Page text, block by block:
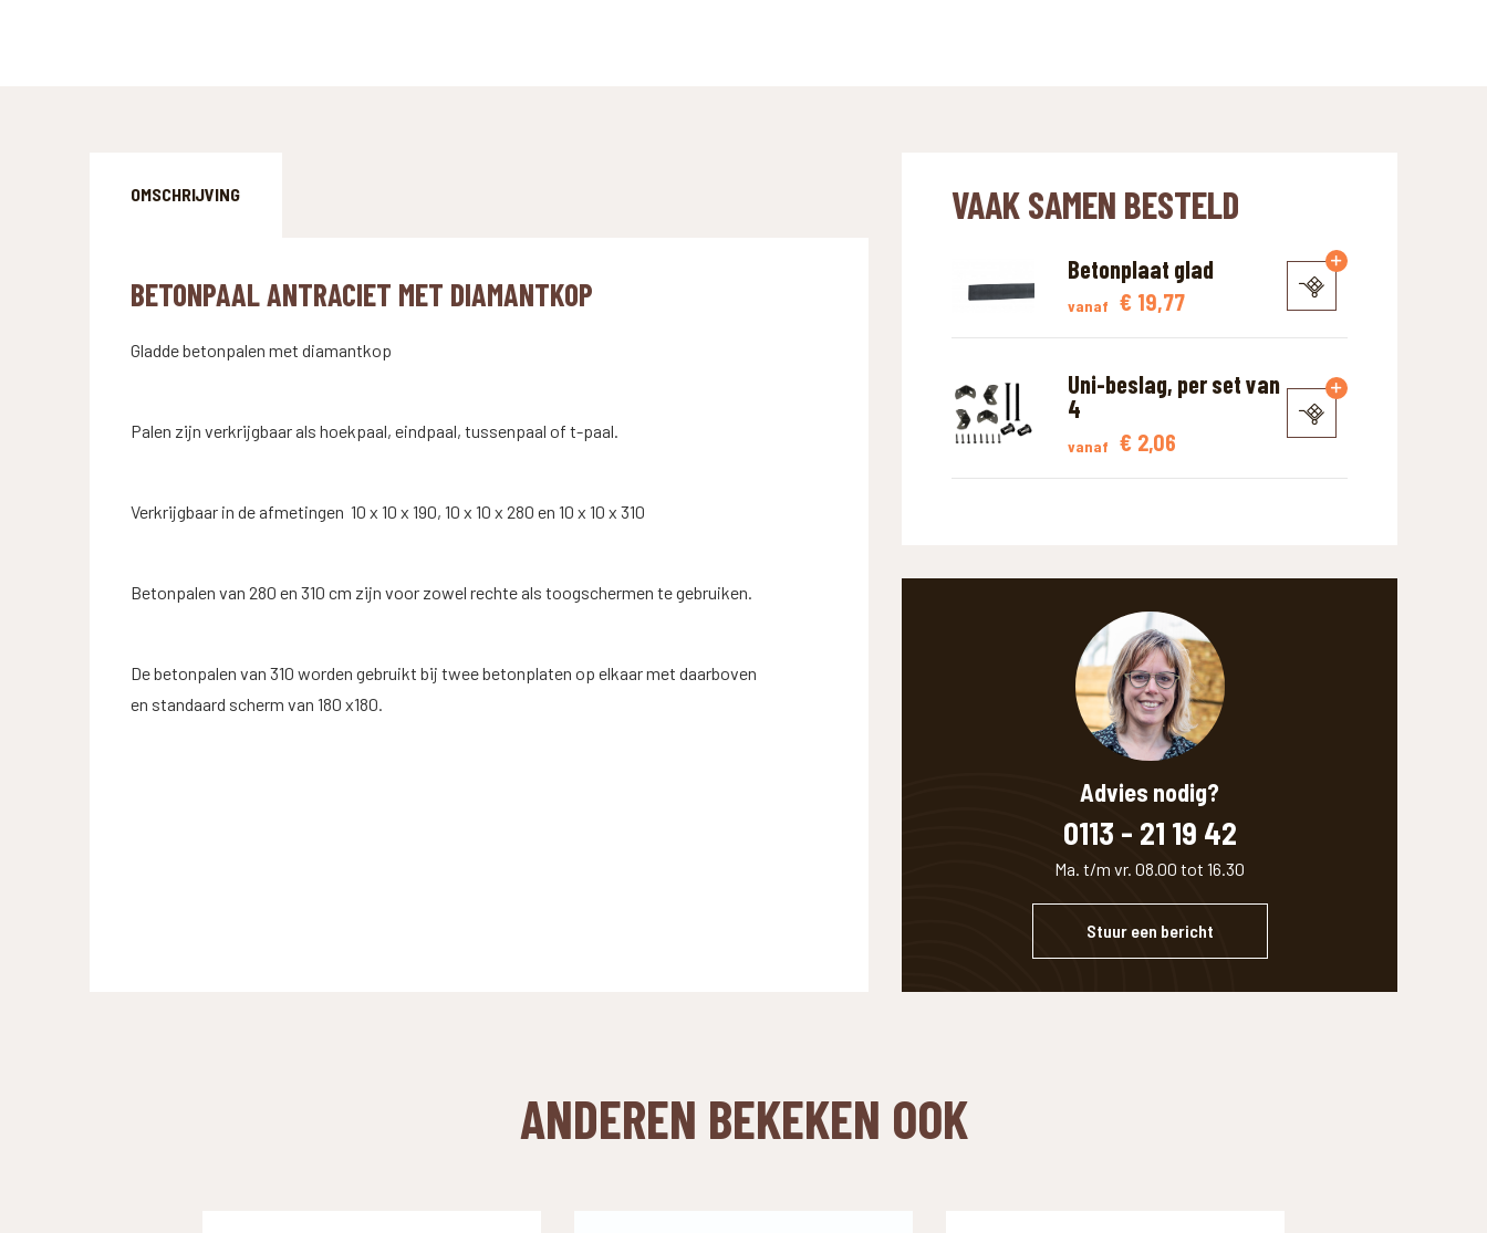
OMSCHRIJVING
BETONPAAL ANTRACIET MET DIAMANTKOP
Gladde betonpalen met diamantkop
Palen zijn verkrijgbaar als hoekpaal, eindpaal, tussenpaal of t-paal.
Verkrijgbaar in de afmetingen 10 x 10 x 190, 10 x 10 x 280 en 10 x 10 x 310
Betonpalen van 280 en 310 cm zijn voor zowel rechte als toogschermen te gebruiken.
De betonpalen van 310 worden gebruikt bij twee betonplaten op elkaar met daarboven
en standaard scherm van 180 x180.
VAAK SAMEN BESTELD
Betonplaat glad
vanaf € 19,77
Uni-beslag, per set van
4
vanaf € 2,06
Advies nodig?
0113 - 21 19 42
Ma. t/m vr. 08.00 tot 16.30
Stuur een bericht
ANDEREN BEKEKEN OOK